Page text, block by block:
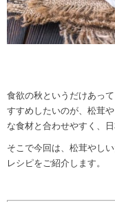
食欲の秋というだけあっ
すすめしたいのが、松茸
な食材と合わせやすく、
そこで今回は、松茸やし
レシピをご紹介します。